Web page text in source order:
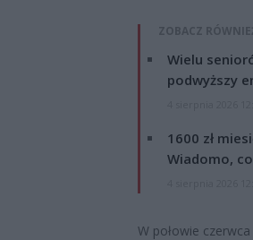
ZOBACZ
Wielu
podwyższy
1600 zł
Wiadomo,
W połowie